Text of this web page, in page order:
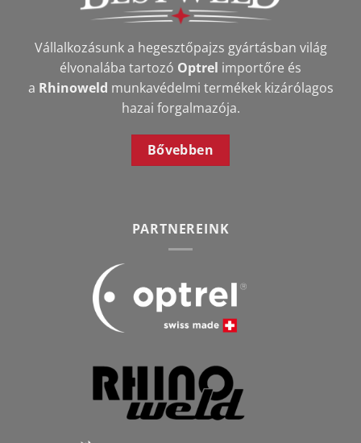
Vállalkozásunk a hegesztőpajzs gyártásban világ
élvonalába tartozó Optrel importőre és
a Rhinoweld munkavédelmi termékek kizárólagos
hazai forgalmazója.
Bővebben
PARTNEREINK